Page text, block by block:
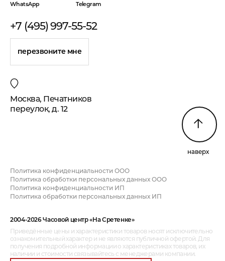
WhatsApp Telegram
+7 (495) 997-55-52
перезвоните мне
Москва, Печатников
переулок, д. 12
наверх
Политика конфиденциальности ООО
Политика обработки персональных данных ООО
Политика конфиденциальности ИП
Политика обработки персональных данных ИП
2004-2026 Часовой центр «На Сретенке»
Приведённые цены и характеристики товаров носят исключительно
ознакомительный характер и не являются публичной офертой. Для
получения подробной информации о характеристиках товаров, их
наличии и стоимости связывайтесь с менеджерами компании.